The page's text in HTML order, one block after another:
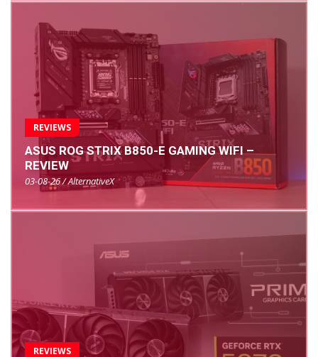
REVIEWS
ASUS ROG STRIX B850-E GAMING WIFI –
REVIEW
03-08-26 / AlternativeX
REVIEWS